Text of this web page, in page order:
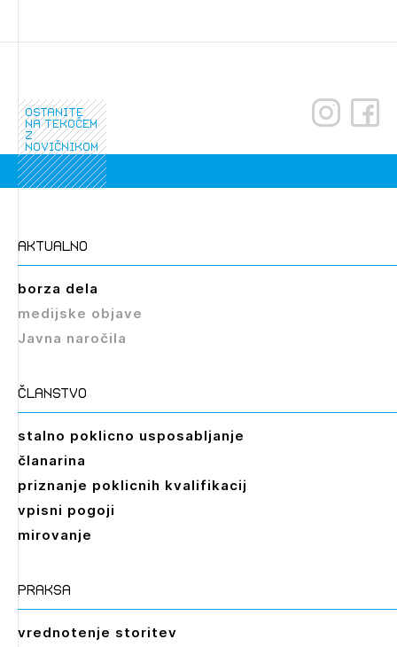
ostanite
na tekočem
z
novičnikom
aktualno
borza dela
medijske objave
Javna naročila
članstvo
stalno poklicno usposabljanje
članarina
priznanje poklicnih kvalifikacij
vpisni pogoji
mirovanje
praksa
vrednotenje storitev